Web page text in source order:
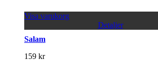
Visa varukorg
Detaljer
Salam
159 kr